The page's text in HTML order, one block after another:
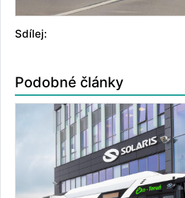
Sdílej:
Podobné články